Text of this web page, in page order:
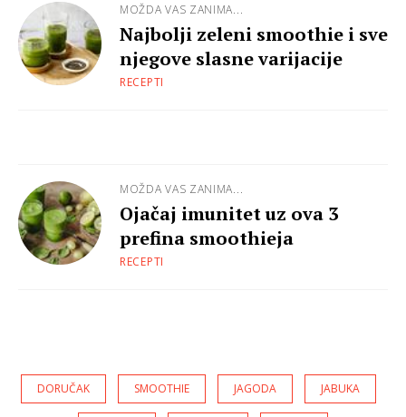
MOŽDA VAS ZANIMA...
Najbolji zeleni smoothie i sve
njegove slasne varijacije
RECEPTI
MOŽDA VAS ZANIMA...
Ojačaj imunitet uz ova 3
prefina smoothieja
RECEPTI
DORUČAK SMOOTHIE JAGODA JABUKA